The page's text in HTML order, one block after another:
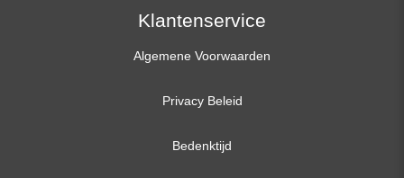
Klantenservice
Algemene Voorwaarden
Privacy Beleid
Bedenktijd